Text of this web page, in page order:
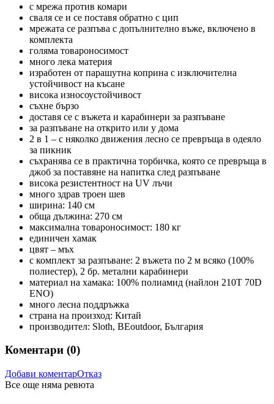
с мрежа против комари
сваля се и се поставя обратно с цип
мрежата се разпъва с допълнително въже, включено в
комплекта
голяма товароносимост
много лека материя
изработен от парашутна коприна с изключителна
устойчивост на късане
висока износоустойчивост
съхне бързо
доставя се с въжета и карабинери за разпъване
за разпъване на открито или у дома
2 в 1 – с няколко движения лесно се превръща в одеяло
за пикник
съхранява се в практична торбичка, която се превръща в
джоб за поставяне на напитка след разпъване
висока резистентност на UV лъчи
много здрав троен шев
ширина: 140 см
обща дължина: 270 см
максимална товароносимост: 180 кг
единичен хамак
цвят – мъх
с комплект за разпъване: 2 въжета по 2 м всяко (100%
полиестер), 2 бр. метални карабинери
материал на хамака: 100% полиамид (найлон 210T 70D
ENO)
много лесна поддръжка
страна на произход: Китай
производител: Sloth, BEoutdoor, България
Коментари (0)
Добави коментарОтказ
Все още няма ревюта